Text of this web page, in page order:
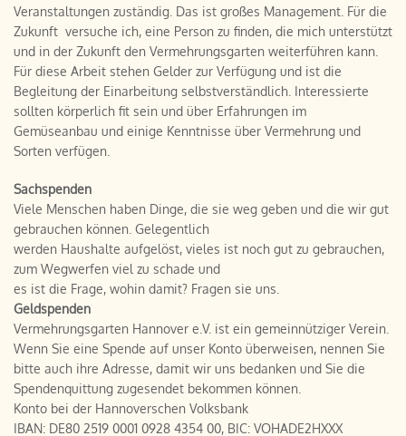
Veranstaltungen zuständig. Das ist großes Management. Für die
Zukunft versuche ich, eine Person zu finden, die mich unterstützt
und in der Zukunft den Vermehrungsgarten weiterführen kann.
Für diese Arbeit stehen Gelder zur Verfügung und ist die
Begleitung der Einarbeitung selbstverständlich. Interessierte
sollten körperlich fit sein und über Erfahrungen im
Gemüseanbau und einige Kenntnisse über Vermehrung und
Sorten verfügen.
Sachspenden
Viele Menschen haben Dinge, die sie weg geben und die wir gut
gebrauchen können. Gelegentlich
werden Haushalte aufgelöst, vieles ist noch gut zu gebrauchen,
zum Wegwerfen viel zu schade und
es ist die Frage, wohin damit? Fragen sie uns.
Geldspenden
Vermehrungsgarten Hannover e.V. ist ein gemeinnütziger Verein.
Wenn Sie eine Spende auf unser Konto überweisen, nennen Sie
bitte auch ihre Adresse, damit wir uns bedanken und Sie die
Spendenquittung zugesendet bekommen können.
Konto bei der Hannoverschen Volksbank
IBAN: DE80 2519 0001 0928 4354 00, BIC: VOHADE2HXXX